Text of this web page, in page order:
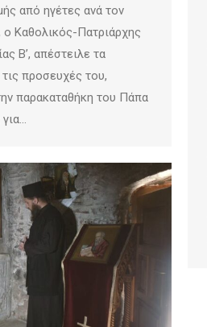
από ηγέτες ανά τον
Καθολικός-Πατριάρχης
Β’, απέστειλε τα
προσευχές του,
παρακαταθήκη του Πάπα